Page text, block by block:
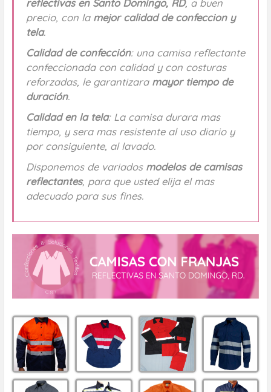
reflectivas en Santo Domingo, RD, a buen
precio, con la mejor calidad de confeccion y
tela.
Calidad de confección: una camisa reflectante
confeccionada con calidad y con costuras
reforzadas, le garantizara mayor tiempo de
duración.
Calidad en la tela: La camisa durara mas
tiempo, y sera mas resistente al uso diario y
por consiguiente, al lavado.
Disponemos de variados modelos de camisas
reflectantes, para que usted elija el mas
adecuado para sus fines.